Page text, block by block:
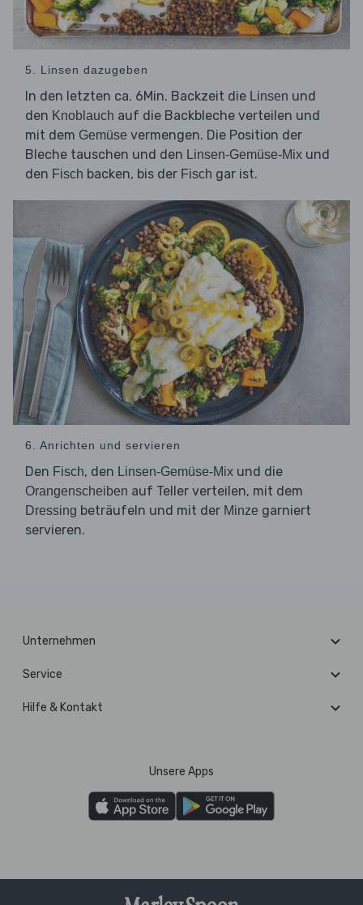
5. Linsen dazugeben
In den letzten ca. 6Min. Backzeit die Linsen und
den Knoblauch auf die Backbleche verteilen und
mit dem Gemüse vermengen. Die Position der
Bleche tauschen und den Linsen-Gemüse-Mix und
den Fisch backen, bis der Fisch gar ist.
6. Anrichten und servieren
Den Fisch, den Linsen-Gemüse-Mix und die
Orangenscheiben auf Teller verteilen, mit dem
Dressing beträufeln und mit der Minze garniert
servieren.
Unternehmen
Service
Hilfe & Kontakt
Unsere Apps